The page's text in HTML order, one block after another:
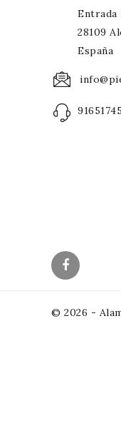
Entrada
28109
España
© 2026 -